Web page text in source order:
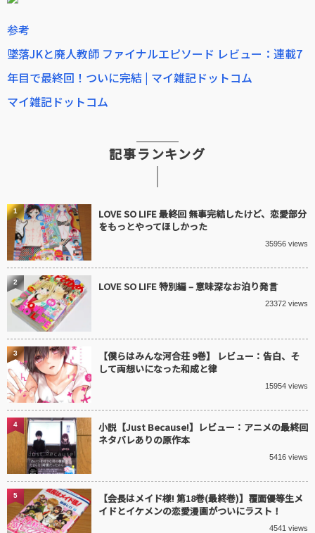
参考
墜落JKと廃人教師 ファイナルエピソード レビュー：連載7
年目で最終回！ついに完結 | マイ雑記ドットコム
マイ雑記ドットコム
記事ランキング
LOVE SO LIFE 最終回 無事完結したけど、恋愛部分
をもっとやってほしかった
35956 views
1
LOVE SO LIFE 特別編 – 意味深なお泊り発言
23372 views
2
【僕らはみんな河合荘 9巻】 レビュー：告白、そ
して両想いになった和成と律
15954 views
3
小説【Just Because!】レビュー：アニメの最終回
ネタバレありの原作本
5416 views
4
【会長はメイド様! 第18巻(最終巻)】覆面優等生メ
イドとイケメンの恋愛漫画がついにラスト！
4541 views
5